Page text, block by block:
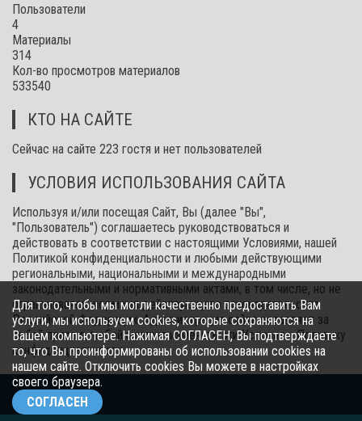
Пользователи
4
Материалы
314
Кол-во просмотров материалов
533540
КТО НА САЙТЕ
Сейчас на сайте 223 гостя и нет пользователей
УСЛОВИЯ ИСПОЛЬЗОВАНИЯ САЙТА
Используя и/или посещая Сайт, Вы (далее "Вы",
"Пользователь") соглашаетесь руководствоваться и
действовать в соответствии с настоящими Условиями, нашей
Политикой конфиденциальности и любыми действующими
региональными, национальными и международными
законодательными и нормативными актами, в том числе, но не
ограничиваясь, нормами действующего законодательства
Российской Федерации. Администрация сайта оставляет за
собой право в любой момент изменять эти Условия и Политику
конфиденциальности.
© 2026.
Для того, чтобы мы могли качественно предоставить Вам
услуги, мы используем cookies, которые сохраняются на
Вашем компьютере. Нажимая СОГЛАСЕН, Вы подтверждаете
то, что Вы проинформированы об использовании cookies на
нашем сайте. Отключить cookies Вы можете в настройках
своего браузера.
СОГЛАСЕН